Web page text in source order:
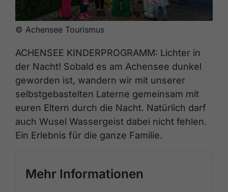
© Achensee Tourismus
ACHENSEE KINDERPROGRAMM: Lichter in
der Nacht! Sobald es am Achensee dunkel
geworden ist, wandern wir mit unserer
selbstgebastelten Laterne gemeinsam mit
euren Eltern durch die Nacht. Natürlich darf
auch Wusel Wassergeist dabei nicht fehlen.
Ein Erlebnis für die ganze Familie.
Mehr Informationen